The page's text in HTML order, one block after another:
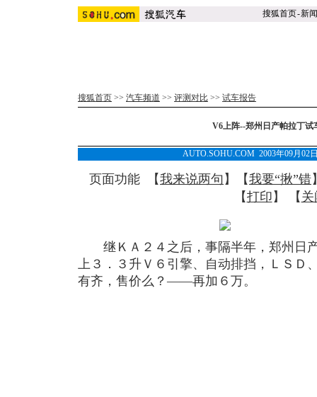
搜狐首页-新闻
搜狐首页 >> 汽车频道 >> 评测对比 >> 试车报告
V6上阵--郑州日产帕拉丁试
AUTO.SOHU.COM 2003年09月
页面功能 【我来说两句 】【我要“揪”错
【打印 】 【 关
继ＫＡ２４之后，事隔半年，郑州日
上３．３升Ｖ６引擎、自动排挡，ＬＳＤ
有齐，售价么？——再加６万。